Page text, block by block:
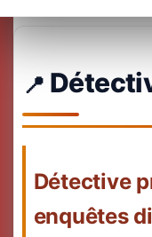
Aller
contenu
Détective
enquêtes